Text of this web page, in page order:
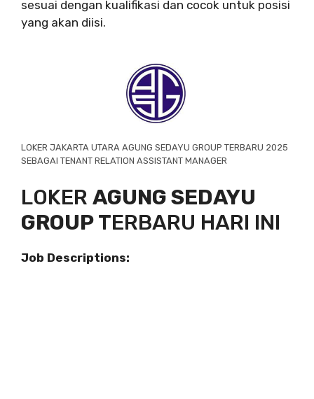
sesuai dengan kualifikasi dan cocok untuk posisi
yang akan diisi.
LOKER JAKARTA UTARA AGUNG SEDAYU GROUP TERBARU 2025
SEBAGAI TENANT RELATION ASSISTANT MANAGER
LOKER AGUNG SEDAYU
GROUPTERBARU HARI INI
Job Descriptions: